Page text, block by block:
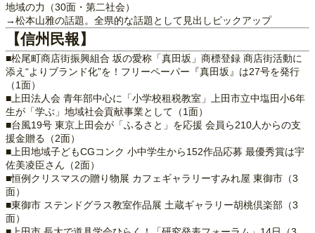
地域の力（30面・第二社会）
→松本山雅の話題。全県的な話題として見出しピックアップ
【信州民報】
■松尾町商店街振興組合 坂の愛称「真田坂」商標登録 商店街活動に
添え“よりブランド化”を！フリーペーパー『真田坂』は27号を発行
（1面）
■上田法人会 青年部中心に「小学校租税教室」上田市立中塩田小6年
生が「学ぶ」地域社会貢献事業として（1面）
■台風19号 東京上田会が「ふるさと」を応援 会員ら210人からの支
援金贈る（2面）
■上田地域子どもCGコンク 小中学生から152作品応募 最優秀賞は宇
佐美凌臣さん（2面）
■恒例クリスマスの贈り物展 カフェギャラリーすみれ屋 東御市（3
面）
■東御市 ステンドグラス教室作品展 土蔵ギャラリー胡桃倶楽部（3
面）